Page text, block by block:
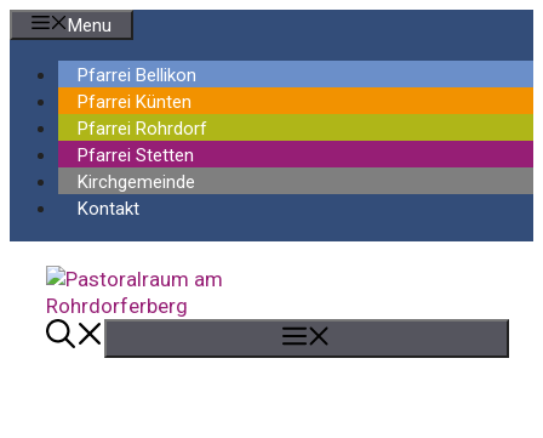
Springe
Inhalt
Menu
Pfarrei Bellikon
Pfarrei Künten
Pfarrei Rohrdorf
Pfarrei Stetten
Kirchgemeinde
Kontakt